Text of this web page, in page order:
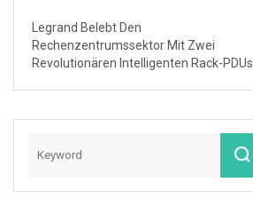
Legrand Belebt Den
Rechenzentrumssektor Mit Zwei
Revolutionären Intelligenten Rack-PDUs